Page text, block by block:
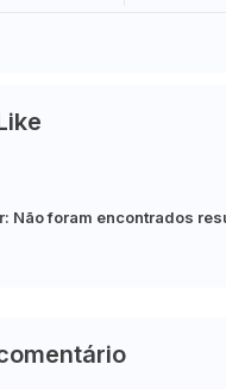
Não foram encontrados